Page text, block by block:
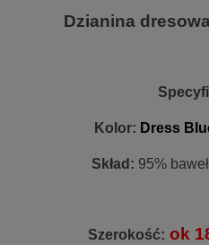
Dzianina
Kolor: Dress
Skład: 95%
Szerokość: ok